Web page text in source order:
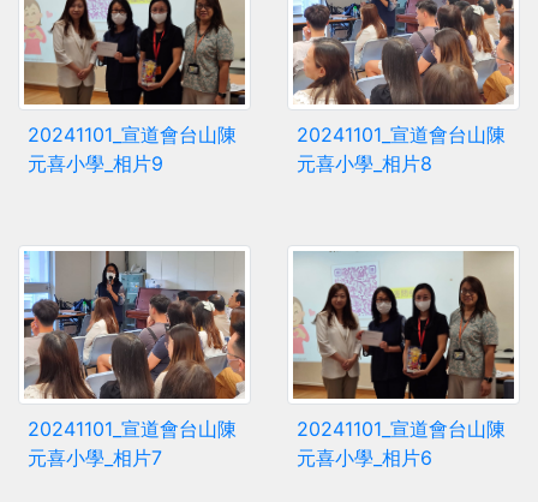
20241101_宣道會台山陳
元喜小學_相片9
20241101_宣道會台山陳
元喜小學_相片8
20241101_宣道會台山陳
元喜小學_相片7
20241101_宣道會台山陳
元喜小學_相片6